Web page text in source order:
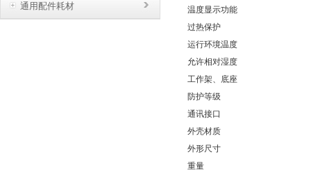
通用配件耗材
温度显示功能
过热保护
运行环境温度
允许相对湿度
工作架、底座
防护等级
通讯接口
外壳材质
外形尺寸
重量